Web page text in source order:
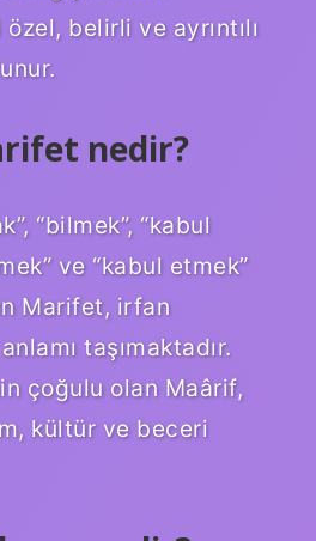
belirli ve ayrıntılı
nedir?
“bilmek”, “kabul
ve “kabul etmek”
Marifet, irfan
taşımaktadır.
çoğulu olan Maârif,
kültür ve beceri